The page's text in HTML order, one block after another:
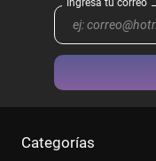
Categorías